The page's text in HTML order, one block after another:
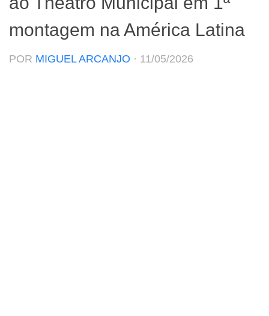
montagem na América Latina
POR MIGUEL ARCANJO · 11/05/2026